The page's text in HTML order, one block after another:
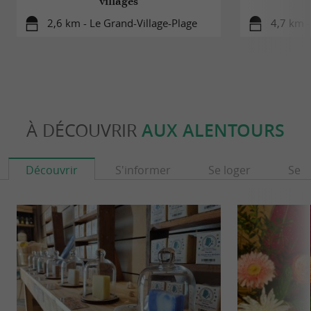
2,6 km - Le Grand-Village-Plage 4,7 km
À DÉCOUVRIR AUX ALENTOURS
Découvrir S'informer Se loger Se